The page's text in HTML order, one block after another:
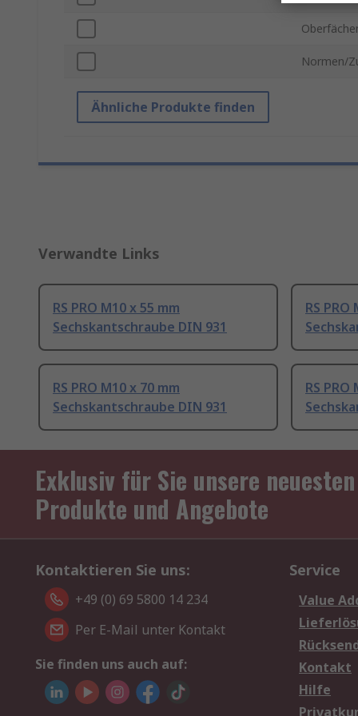
Normen/
Ähnliche Produkte finden
Verwandte Links
RS PRO M10 x 55 mm
Sechskantschraube DIN 931
RS PRO
RS PRO M10 x 70 mm
Sechskantschraube DIN 931
RS PRO
Exklusiv für Sie unsere neuesten
Produkte und Angebote
Kontaktieren Sie uns:
+49 (0) 69 5800 14 234
Per E-Mail unter Kontakt
Sie finden uns auch auf:
Service
Value
Kontakt
Hilfe